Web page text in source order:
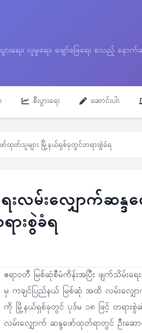
ပွားရေး၊ လူမှုရေး၊ ဖျော်ဖြေရေး စ
စီးပွားရေး ဆောင်းပါး
ာ်ထုတ်သူများ မြို့နယ်ရှစ်ခုတွင်တရားစွဲခံရ
းလမ်းလျှောက်ဆန္ဒ
ားစွဲခံရ
ဧရာဝတီ မြစ်ဆုံစီမံကိန်းအပြီး ဖျက်သိမ်း
မှ ကချင်ပြည်နယ် မြစ်ဆုံ အထိ လမ်းလျှော
ကို မြို့နယ်ရှစ်ခုတွင် ပုဒ်မ ၁၈ ဖြင့် တရား
လမ်းလျှောက် ဆန္ဒဖော်ထုတ်ရာတွင် ဦးဆေ